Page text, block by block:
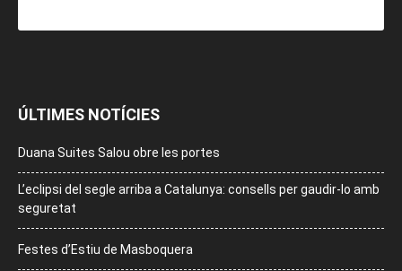
ÚLTIMES NOTÍCIES
Duana Suites Salou obre les portes
L’eclipsi del segle arriba a Catalunya: consells per gaudir-lo amb
seguretat
Festes d’Estiu de Masboquera